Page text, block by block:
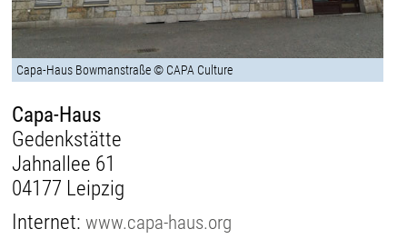
Capa-Haus Bowmanstraße © CAPA Culture
Capa-Haus
Gedenkstätte
Jahnallee 61
04177 Leipzig
Internet:www.capa-haus.org